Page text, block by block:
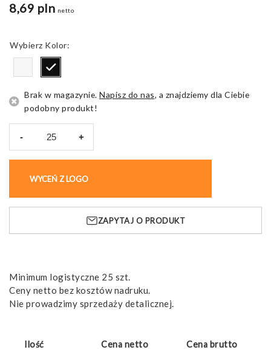
8,69 pln netto
Kolor
Brak w magazynie. Napisz do nas, a znajdziemy dla Ciebie
podobny produkt!
-
Presley,
z
mikrofonem
+
WYCEŃ Z LOGO
ZAPYTAJ O PRODUKT
Minimum logistyczne 25 szt.
Ceny netto bez kosztów nadruku.
Nie prowadzimy sprzedaży detalicznej.
Ilość Cena netto Cena brutto